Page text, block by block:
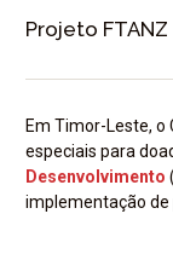
Projeto
Em Timor-Leste, o
especiais para
Desenvolvimento
implementação de